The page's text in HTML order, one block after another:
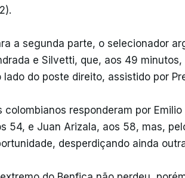
a segunda parte, o selecionador
e Silvetti, que, aos 49
lado do poste direito, assistido por
colombianos responderam por
54, e Juan Arizala, aos 58, mas,
desperdiçando ainda